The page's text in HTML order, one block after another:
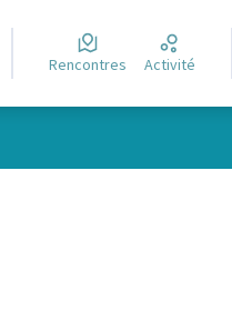
Rencontres Activité